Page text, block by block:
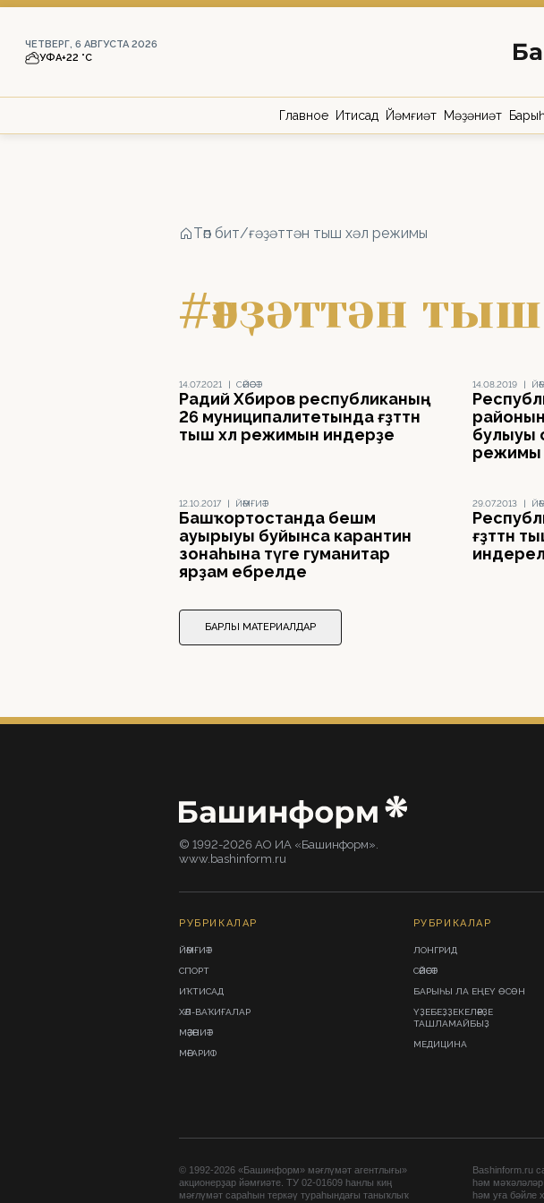
ЧЕТВЕРГ, 6 АВГУСТА 2026
УФА+22 °С
Главное Иҡтисад Йәмғиәт Мәҙәниәт
Төп бит/ғәҙәттән тыш хәл режимы
#ғәҙәттән
14.07.2021 | СӘЙӘСӘТ
Радий Хәбиров республиканың
26 муниципалитетында ғәҙәттән
тыш хәл режимын индерҙе
14.08.2019 |
булыуы
режимы
12.10.2017 | ЙӘМҒИӘТ
Башҡортостанда бешмә
ауырыуы буйынса карантин
зонаһына тәүге гуманитар
ярҙам ебәрелде
29.07.2013 |
ғәҙәттән
БАРЛЫҠ МАТЕРИАЛДАР
© 1992-2026 АО ИА «Башинформ».
www.bashinform.ru
РУБРИКАЛАР
ЙӘМҒИӘТ
СПОРТ
ИҠТИСАД
ХӘЛ-ВАҠИҒАЛАР
МӘҘӘНИӘТ
МӘҒАРИФ
РУБРИКАЛАР
ЛОНГРИД
СӘЙӘСӘТ
БАРЫҺЫ ЛА ЕҢЕҮ ӨСӨН
ҮҘЕБЕҘҘЕКЕЛӘРҘЕ
ТАШЛАМАЙБЫҘ
МЕДИЦИНА
© 1992-2026 «Башинформ» мәғлүмәт агентлығы»
акционерҙар йәмғиәте. ТУ 02-01609 һанлы киң
мәғлүмәт сараһын теркәү тураһындағы таныҡлыҡ
Bashinform.ru
һәм
һәм уға бәйле